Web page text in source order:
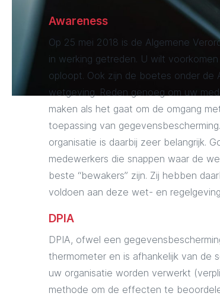
Awareness
Op 25 mei 2018 is de Algemene
in werking getreden. U wilt
oploopt. Ook zijn de boetes onder de
wetgeving. Reden genoeg om uw
maken als het gaat om de omgang
toepassing van
organisatie is daarbij zeer belangrijk.
medewerkers die snappen waar de
beste “bewakers” zijn. Zij hebben
voldoen aan deze wet- en
DPIA
DPIA, ofwel een
thermometer en is afhankelijk van de
uw organisatie worden verwerkt
methode om de effecten te